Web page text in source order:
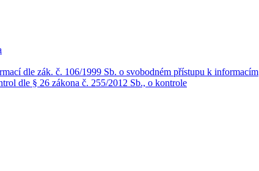
dle zák. č. 106/1999 Sb. o svobodném přístupu k informacím
dle § 26 zákona č. 255/2012 Sb., o kontrole